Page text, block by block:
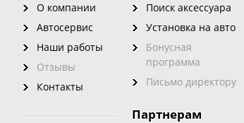
О компании
Автосервис
Наши работы
Отзывы
Контакты
Поиск аксессуара
Установка на авто
Бонусная
программа
Письмо директору
Партнерам